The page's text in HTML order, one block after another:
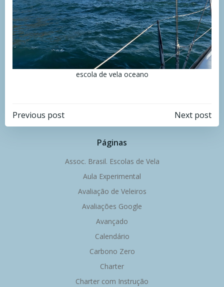
escola de vela oceano
Navegação
Previous post
Navegação
de
Post
Next post
Páginas
Assoc. Brasil. Escolas de Vela
Aula Experimental
Avaliação de Veleiros
Avaliações Google
Avançado
Calendário
Carbono Zero
Charter
Charter com Instrução